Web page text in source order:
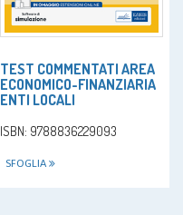
TEST COMMENTATI AREA
ECONOMICO-FINANZIARIA
ENTI LOCALI
ISBN: 9788836229093
SFOGLIA